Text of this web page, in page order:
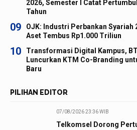
2026, Semester I Catat
Tahun
09
OJK: Industri Perbankan Syariah
Aset Tembus Rp1.000 Triliun
10
Transformasi Digital Kampus,
Luncurkan KTM Co-Branding
Baru
PILIHAN EDITOR
07/08/2026 23:36 WIB
Telkomsel Dorong